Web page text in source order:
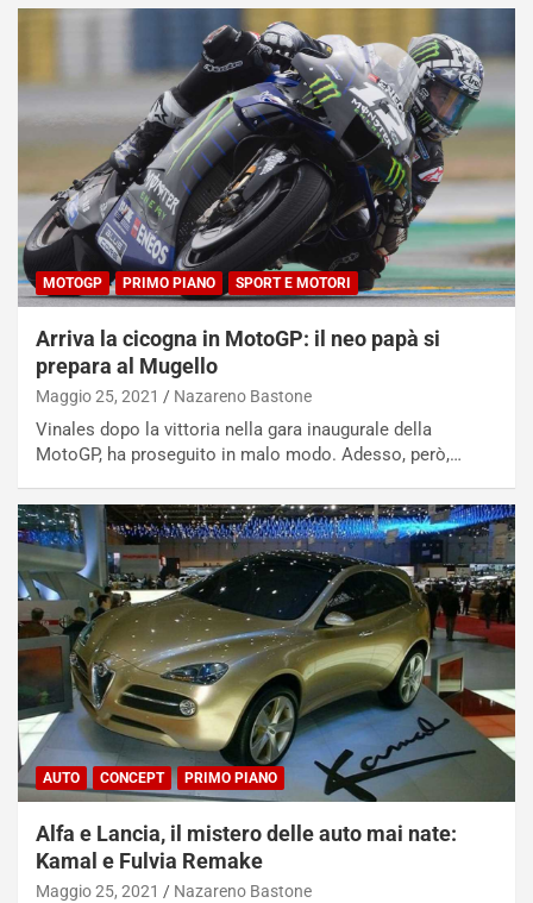
MOTOGP PRIMO PIANO SPORT E MOTORI
Arriva la cicogna in MotoGP: il neo papà si
prepara al Mugello
Maggio 25, 2021 Nazareno Bastone
Vinales dopo la vittoria nella gara inaugurale della
MotoGP, ha proseguito in malo modo. Adesso, però,…
AUTO CONCEPT PRIMO PIANO
Alfa e Lancia, il mistero delle auto mai nate:
Kamal e Fulvia Remake
Maggio 25, 2021 Nazareno Bastone